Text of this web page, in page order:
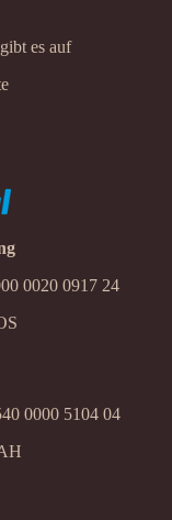
es auf
0020 0917 24
0000 5104 04